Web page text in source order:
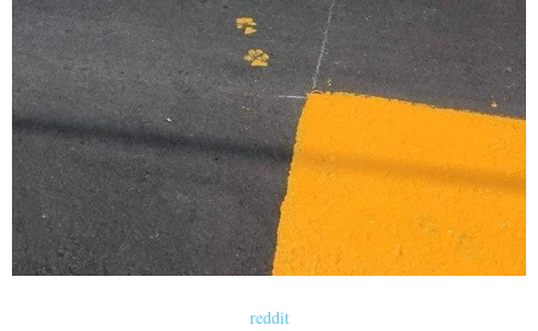
reddit